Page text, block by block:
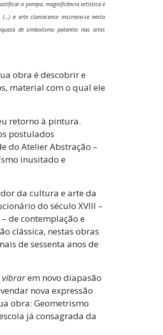
a pompa, magnificência artística e
a arte cluniacense inscrevia-se nesta
de simbolismo patentes nas artes
obra é descobrir e
material com o qual ele
retorno à pintura.
postulados
do Atelier Abstração –
inusitado e
da cultura e arte da
do século XVIII –
– de contemplação e
clássica, nestas obras
de sessenta anos de
vibrarem novo diapasão
nova expressão
obra: Geometrismo
já consagrada da